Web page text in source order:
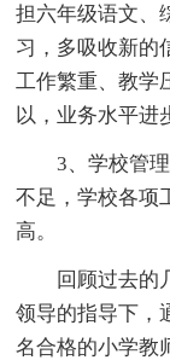
担六年级语文、
习，多吸收新的
工作繁重、教学
以，业务水平进
3、学校管理
不足，学校各项
高。
回顾过去的几
领导的指导下，
名合格的小学教